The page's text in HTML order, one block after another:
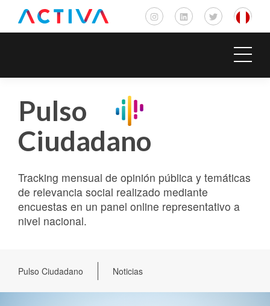
Pulso
Ciudadano
Tracking mensual de opinión pública y temáticas
de relevancia social realizado mediante
encuestas en un panel online representativo a
nivel nacional.
Pulso Ciudadano Noticias